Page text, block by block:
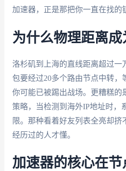
加速器，正是那把你一直在找的
为什么物理距离
洛杉矶到上海的直线距离超过一
包要经过20多个路由节点中转，
你可能已被踢出战场。更糟糕的
策略，当检测到海外IP地址时，
限。那种看着好友列表全亮却挤
经历过的人才懂。
加速器的核心在